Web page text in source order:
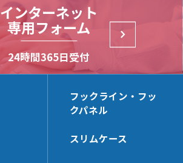
LPF
LFR(両面テープ付)
LFR-N(両面テープ無し)
LPB
LPG
LRT
LSC
SR3T
SSC
インターネット
専用フォーム
24時間365日受付
フックライン・フッ
クパネル
スリムケース